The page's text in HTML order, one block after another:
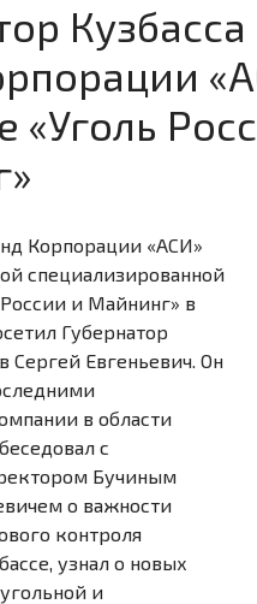
«Уголь
Корпорации «АСИ»
специализированной
и Майнинг» в
Губернатор
Сергей Евгеньевич. Он
в области
с
Бучиным
о важности
контроля
узнал о новых
и